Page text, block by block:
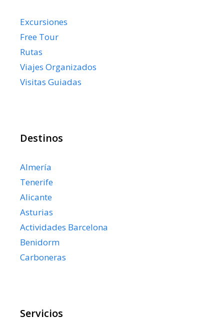
Excursiones
Free Tour
Rutas
Viajes Organizados
Visitas Guiadas
Destinos
Almería
Tenerife
Alicante
Asturias
Actividades Barcelona
Benidorm
Carboneras
Servicios